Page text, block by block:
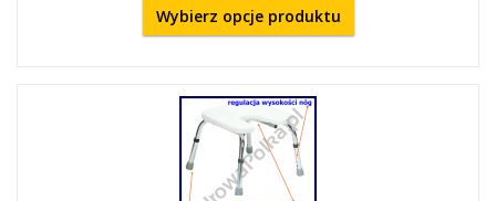
Wybierz opcje produktu